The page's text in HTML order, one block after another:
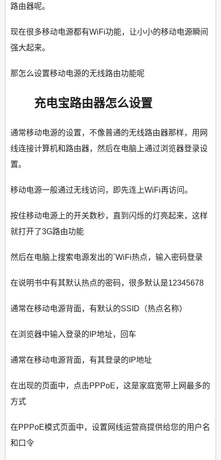
路由器呢。
现在很多移动电源都有WiFi功能，让小小的移动电源瞬间
强大起来。
那怎么设置移动电源的无线路由功能呢
充电宝路由器怎么设置
通常移动电源的设置，不像普通的无线路由器那样，用网
线连接计算机和路由器，然后在电脑上通过浏览器登录设
置。
移动电源一般通过无线访问，即先连上WiFi再访问。
按住移动电源上的开关数秒，直到闪烁的灯亮起来，这样
就打开了3G路由功能
然后在电脑上搜索电源发出的`WiFi热点，输入密码登录
在说明书中有其默认热点的密码，很多默认是12345678
通常在移动电源背面，有默认的SSID（热点名称）
在浏览器中输入登录的IP地址，回车
通常在移动电源背面，有其登录的IP地址
在出现的页面中，点击PPPoE，这是家庭宽带上网最多的
方式
在PPPoE模式页面中，设置网线运营商提供给您的用户名
和口令